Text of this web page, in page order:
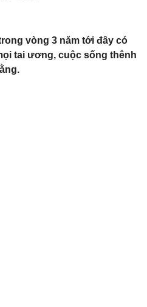
vòng 3 năm tới đây có
tai ương, cuộc sống thênh